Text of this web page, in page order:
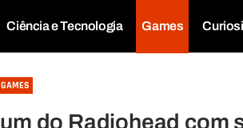
Ciência e Tecnologia Games
GAMES
do Radiohead com